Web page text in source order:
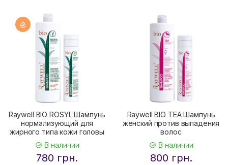
Raywell BIO ROSYL Шампунь
нормализующий для
жирного типа кожи головы
В наличии
780 грн.
Raywell BIO TEA Шампунь
женский против выпадения
волос
В наличии
800 грн.